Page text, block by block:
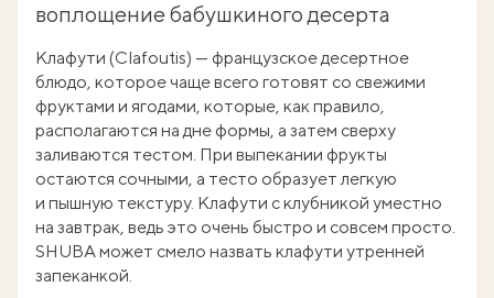
воплощение бабушкиного десерта
Клафути (Clafoutis) — французское десертное
блюдо, которое чаще всего готовят со свежими
фруктами и ягодами, которые, как правило,
располагаются на дне формы, а затем сверху
заливаются тестом. При выпекании фрукты
остаются сочными, а тесто образует легкую
и пышную текстуру. Клафути с клубникой уместно
на завтрак, ведь это очень быстро и совсем просто.
SHUBA может смело назвать клафути утренней
запеканкой.